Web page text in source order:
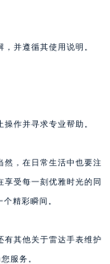
并遵循其使用说明。
作并寻求专业帮助。
然，在日常生活中也要注
受每一刻优雅时光的同
精彩瞬间。
有其他关于雷达手表维护
服务。